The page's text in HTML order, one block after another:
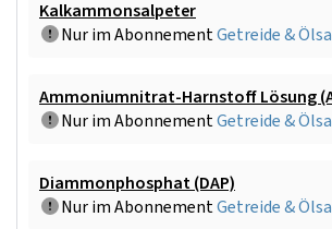
Kalkammonsalpeter
Nur im AbonnementGetreide &
Ammoniumnitrat-Harnstoff Lösung
Nur im AbonnementGetreide &
Diammonphosphat (DAP)
Nur im AbonnementGetreide &